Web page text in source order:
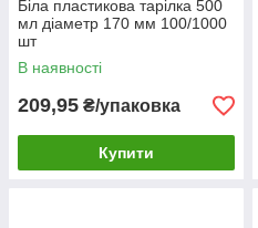
Біла пластикова тарілка 500
мл діаметр 170 мм 100/1000
шт
В наявності
209,95 ₴/упаковка
Купити